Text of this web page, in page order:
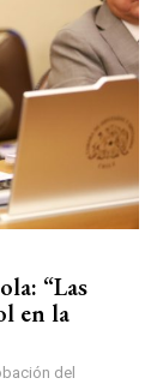
“Las
en la
del